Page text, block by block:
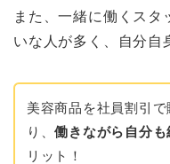
また、一緒に働くスタ
いな人が多く、自分自
美容商品を社員割引
り、働きながら自分
リット！